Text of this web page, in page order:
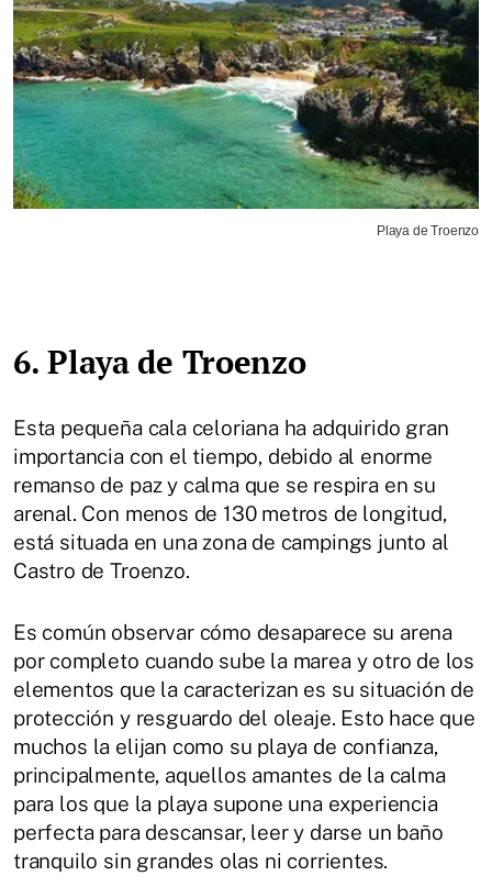
Playa de Troenzo
6. Playa de Troenzo
Esta pequeña cala celoriana ha adquirido gran
importancia con el tiempo, debido al enorme
remanso de paz y calma que se respira en su
arenal. Con menos de 130 metros de longitud,
está situada en una zona de campings junto al
Castro de Troenzo.
Es común observar cómo desaparece su arena
por completo cuando sube la marea y otro de los
elementos que la caracterizan es su situación de
protección y resguardo del oleaje. Esto hace que
muchos la elijan como su playa de confianza,
principalmente, aquellos amantes de la calma
para los que la playa supone una experiencia
perfecta para descansar, leer y darse un baño
tranquilo sin grandes olas ni corrientes.